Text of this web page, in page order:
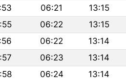
06:21 13:15
06:22 13:15
06:22 13:14
06:23 13:14
06:24 13:14